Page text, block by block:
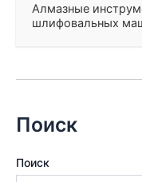
Алмазные
шлифовальных
Поиск
Поиск